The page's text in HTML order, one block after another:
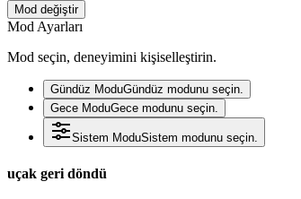
Mod değiştir
Mod Ayarları
Mod seçin, deneyimini kişiselleştirin.
Gündüz ModuGündüz modunu seçin.
Gece ModuGece modunu seçin.
Sistem ModuSistem modunu seçin.
uçak geri döndü